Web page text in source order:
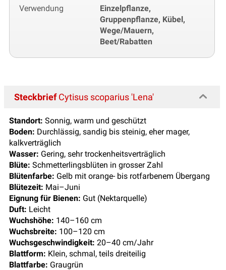
Verwendung
Einzelpflanze,
Gruppenpflanze, Kübel,
Wege/Mauern,
Beet/Rabatten
SteckbriefCytisus scoparius 'Lena'
Standort: Sonnig, warm und geschützt
Boden: Durchlässig, sandig bis steinig, eher mager,
kalkverträglich
Wasser: Gering, sehr trockenheitsverträglich
Blüte: Schmetterlingsblüten in grosser Zahl
Blütenfarbe: Gelb mit orange- bis rotfarbenem Übergang
Blütezeit: Mai–Juni
Eignung für Bienen: Gut (Nektarquelle)
Duft: Leicht
Wuchshöhe: 140–160 cm
Wuchsbreite: 100–120 cm
Wuchsgeschwindigkeit: 20–40 cm/Jahr
Blattform: Klein, schmal, teils dreiteilig
Blattfarbe: Graugrün